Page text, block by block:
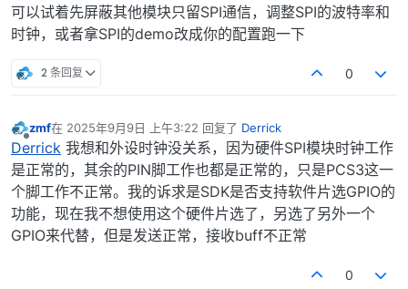
可以试着先屏蔽其他模块只留SPI通信，调整SPI的波特率和
时钟，或者拿SPI的demo改成你的配置跑一下
2 条回复 0
离线
zmf在 2025年9月9日 上午3:22 回复了 Derrick
最后由 编辑
Derrick 我想和外设时钟没关系，因为硬件SPI模块时钟工作
是正常的，其余的PIN脚工作也都是正常的，只是PCS3这一
个脚工作不正常。我的诉求是SDK是否支持软件片选GPIO的
功能，现在我不想使用这个硬件片选了，另选了另外一个
GPIO来代替，但是发送正常，接收buff不正常
0